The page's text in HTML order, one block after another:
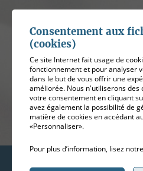
Conditions
Consentement aux
(cookies)
Ce site Internet fait usage de
fonctionnement et pour analyser
dans le but de vous offrir une
améliorée. Nous n'utiliserons des
votre consentement en cliquant
avez également la possibilité de
matière de cookies en accédant
«Personnaliser».
Pour plus d’information, lisez notre